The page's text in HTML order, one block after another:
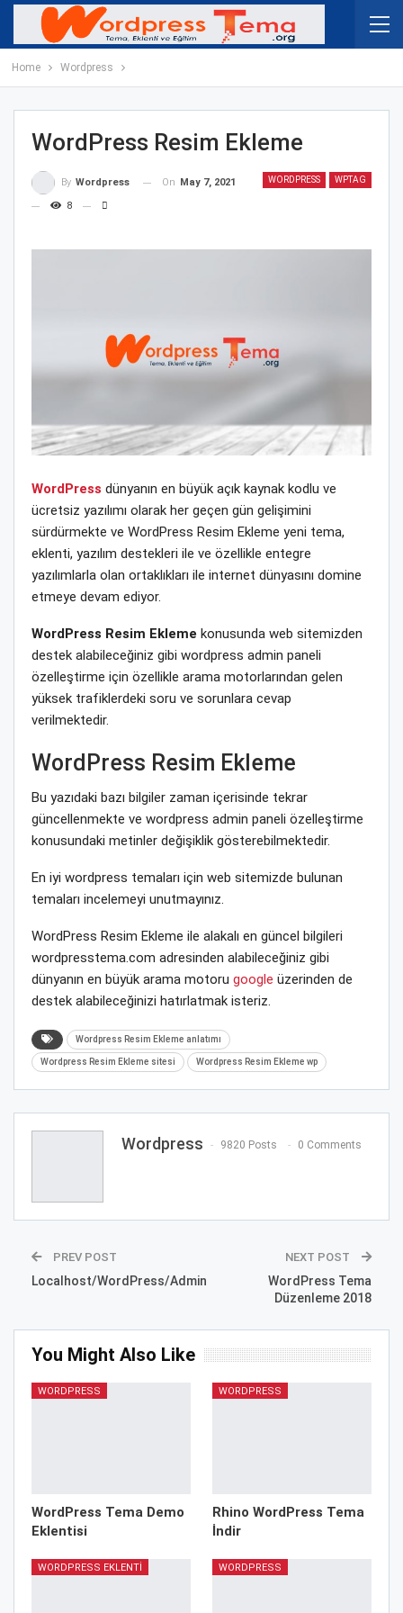
Home Wordpress
WordPress Resim Ekleme
WORDPRESS WPTAG
By Wordpress On May 7, 2021
8
WordPress dünyanın en büyük açık kaynak kodlu ve
ücretsiz yazılımı olarak her geçen gün gelişimini
sürdürmekte ve WordPress Resim Ekleme yeni tema,
eklenti, yazılım destekleri ile ve özellikle entegre
yazılımlarla olan ortaklıkları ile internet dünyasını domine
etmeye devam ediyor.
WordPress Resim Ekleme konusunda web sitemizden
destek alabileceğiniz gibi wordpress admin paneli
özelleştirme için özellikle arama motorlarından gelen
yüksek trafiklerdeki soru ve sorunlara cevap
verilmektedir.
WordPress Resim Ekleme
Bu yazıdaki bazı bilgiler zaman içerisinde tekrar
güncellenmekte ve wordpress admin paneli özelleştirme
konusundaki metinler değişiklik gösterebilmektedir.
En iyi wordpress temaları için web sitemizde bulunan
temaları incelemeyi unutmayınız.
WordPress Resim Ekleme ile alakalı en güncel bilgileri
wordpresstema.com adresinden alabileceğiniz gibi
dünyanın en büyük arama motoru google üzerinden de
destek alabileceğinizi hatırlatmak isteriz.
Wordpress Resim Ekleme anlatımı
Wordpress Resim Ekleme sitesi Wordpress Resim Ekleme wp
Wordpress 9820 Posts 0 Comments
PREV POST
Localhost/WordPress/Admin
NEXT POST
WordPress Tema
Düzenleme 2018
You Might Also Like
WORDPRESS
WordPress Tema Demo
Eklentisi
WORDPRESS
Rhino WordPress Tema
İndir
WORDPRESS EKLENTI WORDPRESS